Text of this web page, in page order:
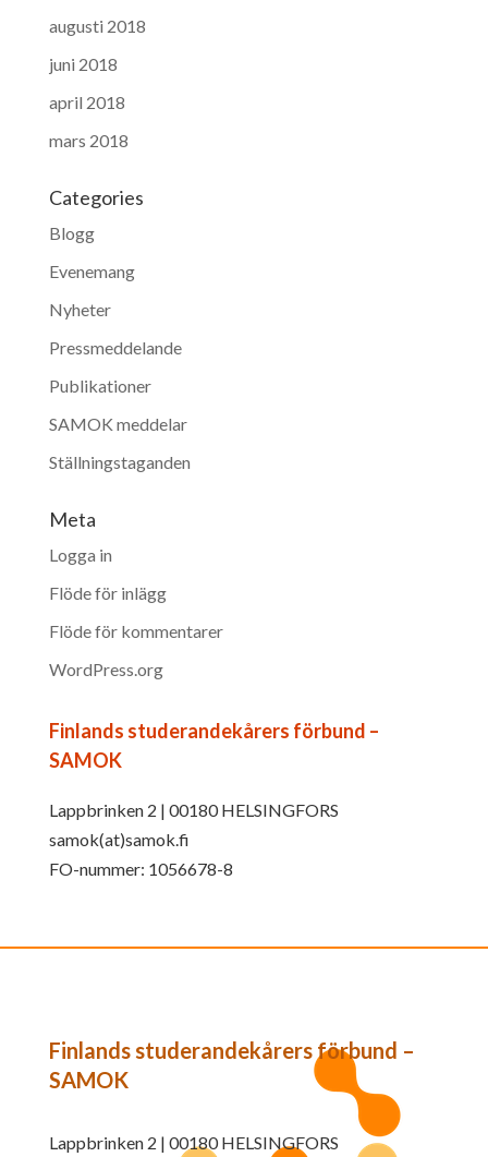
augusti 2018
juni 2018
april 2018
mars 2018
Categories
Blogg
Evenemang
Nyheter
Pressmeddelande
Publikationer
SAMOK meddelar
Ställningstaganden
Meta
Logga in
Flöde för inlägg
Flöde för kommentarer
WordPress.org
Finlands studerandekårers förbund –
SAMOK
Lappbrinken 2 | 00180 HELSINGFORS
samok(at)samok.fi
FO-nummer: 1056678-8
Finlands studerandekårers förbund –
SAMOK
Lappbrinken 2 | 00180 HELSINGFORS